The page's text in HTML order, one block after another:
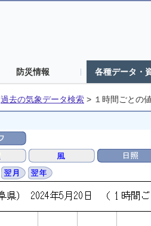
防災情報 各種データ・
過去の気象データ検索 > １時間ごとの